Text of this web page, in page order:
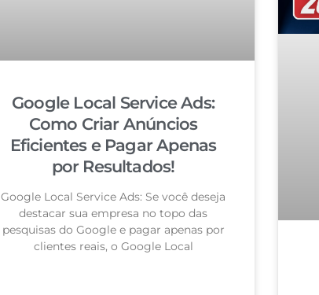
Google Local Service Ads:
Como Criar Anúncios
Eficientes e Pagar Apenas
por Resultados!
Google Local Service Ads: Se você deseja
destacar sua empresa no topo das
pesquisas do Google e pagar apenas por
clientes reais, o Google Local